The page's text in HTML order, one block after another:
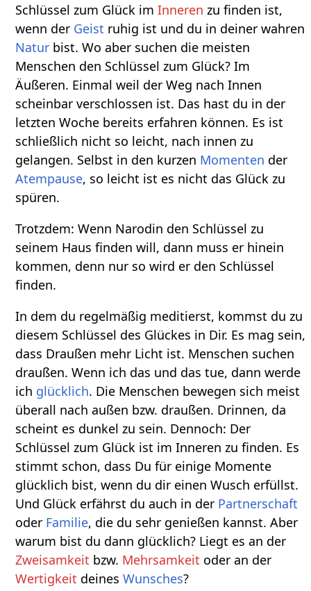
Schlüssel zum Glück imInneren zu finden ist,
wenn der Geist ruhig ist und du in deiner wahren
Natur bist. Wo aber suchen die meisten
Menschen den Schlüssel zum Glück? Im
Äußeren. Einmal weil der Weg nach Innen
scheinbar verschlossen ist. Das hast du in der
letzten Woche bereits erfahren können. Es ist
schließlich nicht so leicht, nach innen zu
gelangen. Selbst in den kurzen Momenten der
Atempause, so leicht ist es nicht das Glück zu
spüren.
Trotzdem: Wenn Narodin den Schlüssel zu
seinem Haus finden will, dann muss er hinein
kommen, denn nur so wird er den Schlüssel
finden.
In dem du regelmäßig meditierst, kommst du zu
diesem Schlüssel des Glückes in Dir. Es mag sein,
dass Draußen mehr Licht ist. Menschen suchen
draußen. Wenn ich das und das tue, dann werde
ich glücklich. Die Menschen bewegen sich meist
überall nach außen bzw. draußen. Drinnen, da
scheint es dunkel zu sein. Dennoch: Der
Schlüssel zum Glück ist im Inneren zu finden. Es
stimmt schon, dass Du für einige Momente
glücklich bist, wenn du dir einen Wusch erfüllst.
Und Glück erfährst du auch in der Partnerschaft
oder Familie, die du sehr genießen kannst. Aber
warum bist du dann glücklich? Liegt es an der
Zweisamkeit bzw. Mehrsamkeit oder an der
Wertigkeit deinesWunsches?